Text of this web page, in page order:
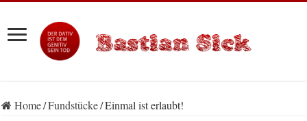
Home/Fundstücke/Einmal ist erlaubt!